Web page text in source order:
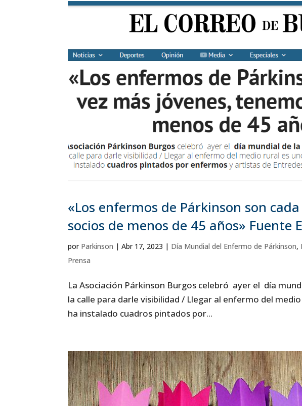
«Los enfermos de Párkinson son
socios de menos de 45 años» Fuente
por Parkinson |Abr 17, 2023 | Día Mundial del Enfermo de Párkinson,
Prensa
La Asociación Párkinson Burgos celebró ayer el día
la calle para darle visibilidad / Llegar al enfermo del
ha instalado cuadros pintados por...